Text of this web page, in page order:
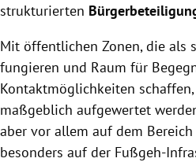
strukturierten
Mit öffentlichen Zonen, die als
fungieren und Raum für
Kontaktmöglichkeiten
maßgeblich aufgewertet
aber vor allem auf dem
besonders auf der Fußgeh-